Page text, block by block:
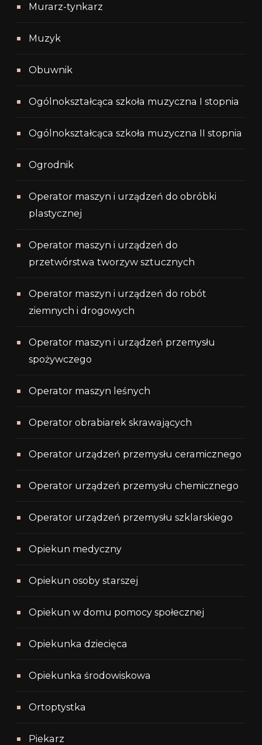
Murarz-tynkarz
Muzyk
Obuwnik
Ogólnokształcąca szkoła muzyczna I stopnia
Ogólnokształcąca szkoła muzyczna II stopnia
Ogrodnik
Operator maszyn i urządzeń do obróbki
plastycznej
Operator maszyn i urządzeń do
przetwórstwa tworzyw sztucznych
Operator maszyn i urządzeń do robót
ziemnych i drogowych
Operator maszyn i urządzeń przemysłu
spożywczego
Operator maszyn leśnych
Operator obrabiarek skrawających
Operator urządzeń przemysłu ceramicznego
Operator urządzeń przemysłu chemicznego
Operator urządzeń przemysłu szklarskiego
Opiekun medyczny
Opiekun osoby starszej
Opiekun w domu pomocy społecznej
Opiekunka dziecięca
Opiekunka środowiskowa
Ortoptystka
Piekarz